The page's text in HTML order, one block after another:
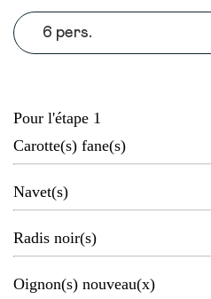
6 pers.
Pour l'étape 1
Carotte(s) fane(s)
Navet(s)
Radis noir(s)
Oignon(s) nouveau(x)